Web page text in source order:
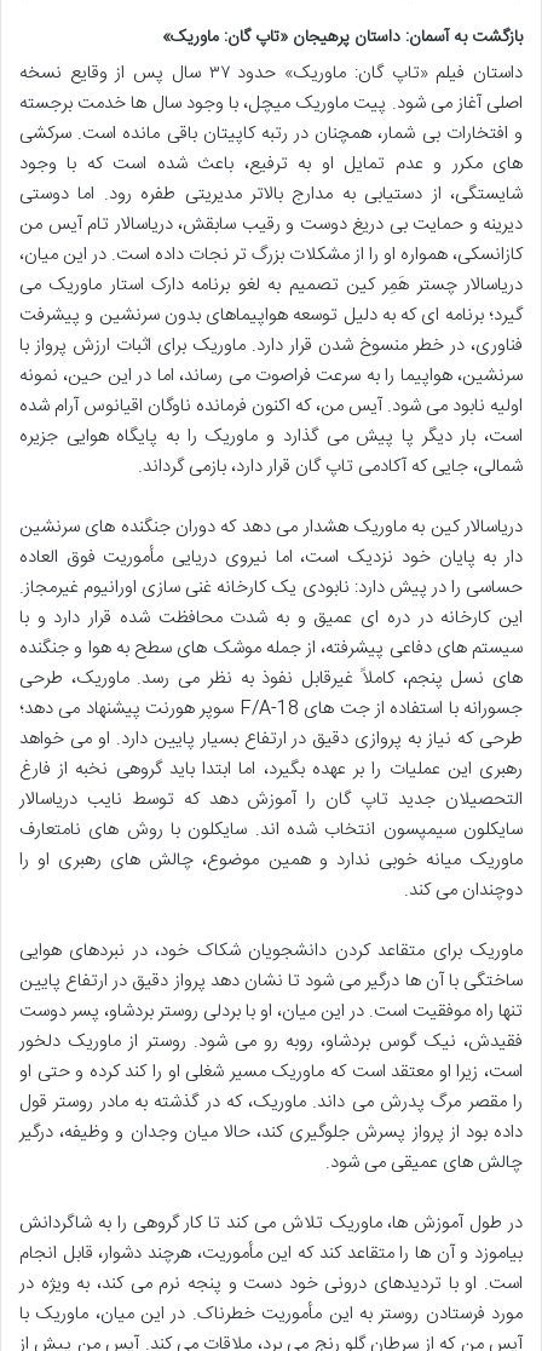
بازگشت به آسمان: داستان پرهیجان «تاپ گان: ماوریک»
داستان فیلم «تاپ گان: ماوریک» حدود ۳۷ سال پس از وقایع نسخه
اصلی آغاز می شود. پیت ماوریک میچل، با وجود سال ها خدمت برجسته
و افتخارات بی شمار، همچنان در رتبه کاپیتان باقی مانده است. سرکشی
های مکرر و عدم تمایل او به ترفیع، باعث شده است که با وجود
شایستگی، از دستیابی به مدارج بالاتر مدیریتی طفره رود. اما دوستی
دیرینه و حمایت بی دریغ دوست و رقیب سابقش، دریاسالار تام آیس من
کازانسکی، همواره او را از مشکلات بزرگ تر نجات داده است. در این میان،
دریاسالار چستر هَمِر کین تصمیم به لغو برنامه دارک استار ماوریک می
گیرد؛ برنامه ای که به دلیل توسعه هواپیماهای بدون سرنشین و پیشرفت
فناوری، در خطر منسوخ شدن قرار دارد. ماوریک برای اثبات ارزش پرواز با
سرنشین، هواپیما را به سرعت فراصوت می رساند، اما در این حین، نمونه
اولیه نابود می شود. آیس من، که اکنون فرمانده ناوگان اقیانوس آرام شده
است، بار دیگر پا پیش می گذارد و ماوریک را به پایگاه هوایی جزیره
شمالی، جایی که آکادمی تاپ گان قرار دارد، بازمی گرداند.
دریاسالار کین به ماوریک هشدار می دهد که دوران جنگنده های سرنشین
دار به پایان خود نزدیک است، اما نیروی دریایی مأموریت فوق العاده
حساسی را در پیش دارد: نابودی یک کارخانه غنی سازی اورانیوم غیرمجاز.
این کارخانه در دره ای عمیق و به شدت محافظت شده قرار دارد و با
سیستم های دفاعی پیشرفته، از جمله موشک های سطح به هوا و جنگنده
های نسل پنجم، کاملاً غیرقابل نفوذ به نظر می رسد. ماوریک، طرحی
جسورانه با استفاده از جت های F/A-18 سوپر هورنت پیشنهاد می دهد؛
طرحی که نیاز به پروازی دقیق در ارتفاع بسیار پایین دارد. او می خواهد
رهبری این عملیات را بر عهده بگیرد، اما ابتدا باید گروهی نخبه از فارغ
التحصیلان جدید تاپ گان را آموزش دهد که توسط نایب دریاسالار
سایکلون سیمپسون انتخاب شده اند. سایکلون با روش های نامتعارف
ماوریک میانه خوبی ندارد و همین موضوع، چالش های رهبری او را
دوچندان می کند.
ماوریک برای متقاعد کردن دانشجویان شکاک خود، در نبردهای هوایی
ساختگی با آن ها درگیر می شود تا نشان دهد پرواز دقیق در ارتفاع پایین
تنها راه موفقیت است. در این میان، او با بردلی روستر بردشاو، پسر دوست
فقیدش، نیک گوس بردشاو، روبه رو می شود. روستر از ماوریک دلخور
است، زیرا او معتقد است که ماوریک مسیر شغلی او را کند کرده و حتی او
را مقصر مرگ پدرش می داند. ماوریک، که در گذشته به مادر روستر قول
داده بود از پرواز پسرش جلوگیری کند، حالا میان وجدان و وظیفه، درگیر
چالش های عمیقی می شود.
در طول آموزش ها، ماوریک تلاش می کند تا کار گروهی را به شاگردانش
بیاموزد و آن ها را متقاعد کند که این مأموریت، هرچند دشوار، قابل انجام
است. او با تردیدهای درونی خود دست و پنجه نرم می کند، به ویژه در
مورد فرستادن روستر به این مأموریت خطرناک. در این میان، ماوریک با
آیس من که از سرطان گلو رنج می برد، ملاقات می کند. آیس من پیش از